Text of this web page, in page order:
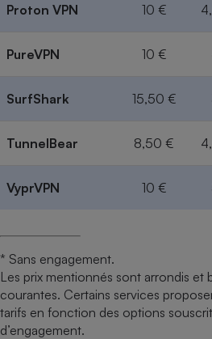
Proton VPN 10 €
PureVPN 10 €
SurfShark 15,50 €
TunnelBear 8,50 €
VyprVPN 10 €
* Sans engagement.
Les prix mentionnés sont arrondis et
courantes. Certains services
tarifs en fonction des options
d’engagement.